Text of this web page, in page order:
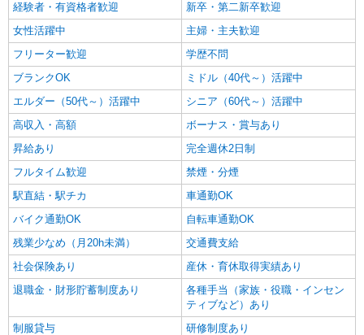
経験者・有資格者歓迎
新卒・第二新卒歓迎
女性活躍中
主婦・主夫歓迎
フリーター歓迎
学歴不問
ブランクOK
ミドル（40代～）活躍中
エルダー（50代～）活躍中
シニア（60代～）活躍中
高収入・高額
ボーナス・賞与あり
昇給あり
完全週休2日制
フルタイム歓迎
禁煙・分煙
駅直結・駅チカ
車通勤OK
バイク通勤OK
自転車通勤OK
残業少なめ（月20h未満）
交通費支給
社会保険あり
産休・育休取得実績あり
退職金・財形貯蓄制度あり
各種手当（家族・役職・インセン
ティブなど）あり
制服貸与
研修制度あり